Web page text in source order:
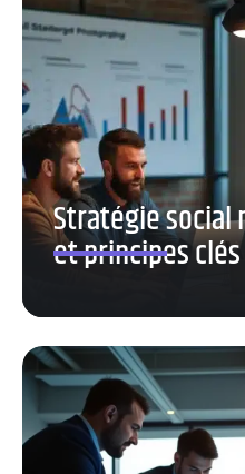
Stratégie
et principes clés